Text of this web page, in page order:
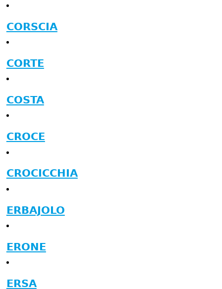
CORSCIA
CORTE
COSTA
CROCE
CROCICCHIA
ERBAJOLO
ERONE
ERSA